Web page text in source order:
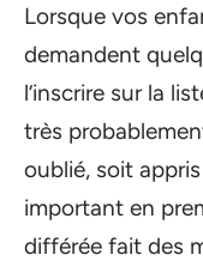
Lorsque vos
demandent
l’inscrire sur la
très
oublié, soit
important en
différée fait des